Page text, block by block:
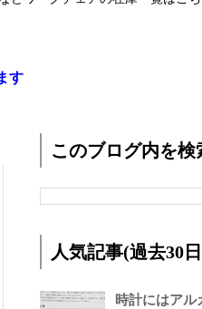
す
このブログ内を検
人気記事(過去30
時計にはアル